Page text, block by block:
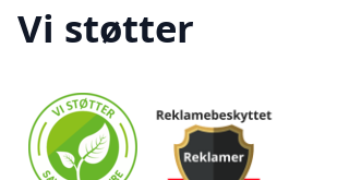
Vi støtter